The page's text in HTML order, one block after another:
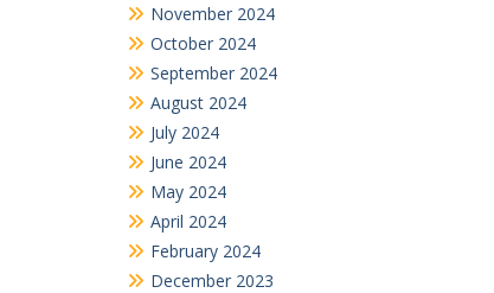
November 2024
October 2024
September 2024
August 2024
July 2024
June 2024
May 2024
April 2024
February 2024
December 2023